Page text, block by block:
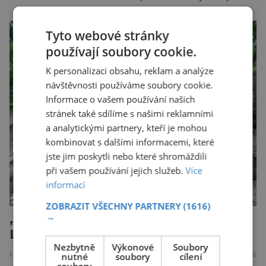
takový. Další se nacházel na Moravě, konkrétně
v Hodoníně u Kunštátu. Jeho pozůstatky byly
nedávno odkrývány archeology. Někteří z asi
1400 Romů a Sintů, kteří byli v táboře
internováni, v něm vydechli naposledy. Jiné
čekal transport do […]
„Magnet“ pravěkého pohřebiště!
Lidé se k němu vraceli tisíce let
HISTORIE 13.7.2026
Tyto webové stránky
používají soubory cookie.
K personalizaci obsahu, reklam a analýze
návštěvnosti používáme soubory cookie.
Informace o vašem používání našich
stránek také sdílíme s našimi reklamními
a analytickými partnery, kteří je mohou
kombinovat s dalšími informacemi, které
jste jim poskytli nebo které shromáždili
při vašem používání jejich služeb.Více
informací
ZOBRAZIT VŠECHNY PARTNERY(1616)
→
Nezbytně
nutné
Výkonové
soubory
Soubory
cílení